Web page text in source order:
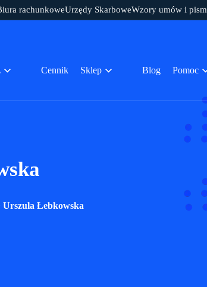
rachunkoweUrzędy SkarboweWzory umów i pism
Cennik Sklep Blog Pomoc
Urszula Łebkowska